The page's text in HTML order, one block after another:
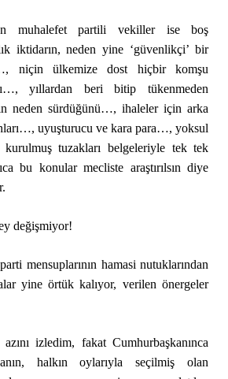
muhalefet partili vekiller ise boş
iktidarın, neden yine ‘güvenlikçi’ bir
niçin ülkemize dost hiçbir komşu
yıllardan beri bitip tükenmeden
neden sürdüğünü…, ihaleler için arka
uyuşturucu ve kara para…, yoksul
tuzakları belgeleriyle tek tek
bu konular mecliste araştırılsın diye
değişmiyor!
mensuplarının hamasi nutuklarından
yine örtük kalıyor, verilen önergeler
izledim, fakat Cumhurbaşkanınca
halkın oylarıyla seçilmiş olan